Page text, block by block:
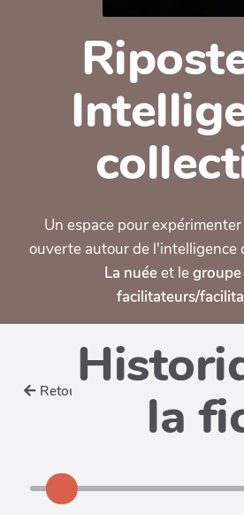
Un espace pour
ouverte autour de l'intelligence
La nuéeet le
facilitateurs/
Retour la